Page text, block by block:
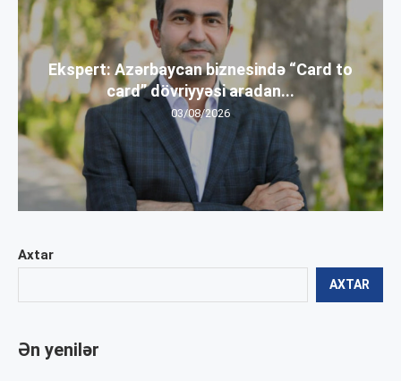
Axtar
AXTAR
Ən yenilər
Ekspert: Azərbaycan biznesində “Card to
card” dövriyyəsi aradan...
03/08/2026